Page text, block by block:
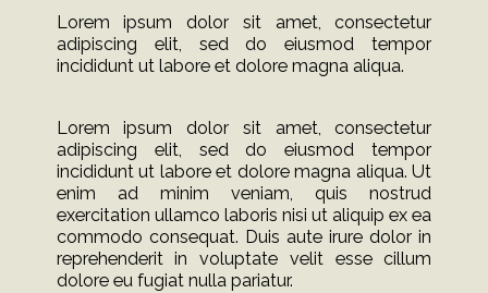
Lorem ipsum dolor sit amet, consectetur
adipiscing elit, sed do eiusmod tempor
incididunt ut labore et dolore magna aliqua.
Lorem ipsum dolor sit amet, consectetur
adipiscing elit, sed do eiusmod tempor
incididunt ut labore et dolore magna aliqua. Ut
enim ad minim veniam, quis nostrud
exercitation ullamco laboris nisi ut aliquip ex ea
commodo consequat. Duis aute irure dolor in
reprehenderit in voluptate velit esse cillum
dolore eu fugiat nulla pariatur.